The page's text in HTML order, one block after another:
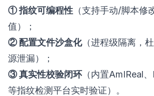
① 指纹可编程性 （支持手动/脚本修
值）；
② 配置文件沙盒化（进程级隔离，
源泄漏）；
③ 真实性校验闭环（内置AmIReal
等指纹检测平台实时验证）。